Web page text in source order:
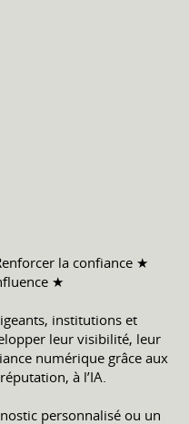
la confiance ★
★
institutions et
leur visibilité, leur
numérique grâce aux
à l’IA.
personnalisé ou un